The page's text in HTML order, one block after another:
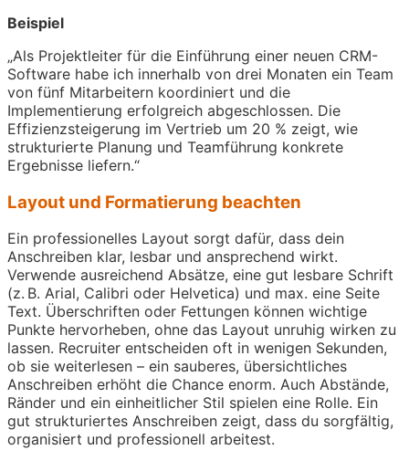
Beispiel
„Als Projektleiter für die Einführung einer neuen CRM-
Software habe ich innerhalb von drei Monaten ein Team
von fünf Mitarbeitern koordiniert und die
Implementierung erfolgreich abgeschlossen. Die
Effizienzsteigerung im Vertrieb um 20 % zeigt, wie
strukturierte Planung und Teamführung konkrete
Ergebnisse liefern.“
Layout und Formatierung beachten
Ein professionelles Layout sorgt dafür, dass dein
Anschreiben klar, lesbar und ansprechend wirkt.
Verwende ausreichend Absätze, eine gut lesbare Schrift
(z. B. Arial, Calibri oder Helvetica) und max. eine Seite
Text. Überschriften oder Fettungen können wichtige
Punkte hervorheben, ohne das Layout unruhig wirken zu
lassen. Recruiter entscheiden oft in wenigen Sekunden,
ob sie weiterlesen – ein sauberes, übersichtliches
Anschreiben erhöht die Chance enorm. Auch Abstände,
Ränder und ein einheitlicher Stil spielen eine Rolle. Ein
gut strukturiertes Anschreiben zeigt, dass du sorgfältig,
organisiert und professionell arbeitest.